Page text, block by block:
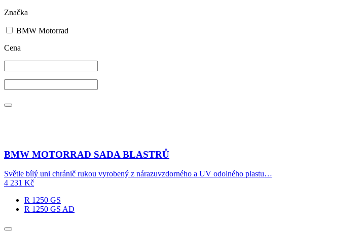
Značka
BMW Motorrad
Cena
BMW MOTORRAD SADA BLASTRŮ
Světle bílý uni chránič rukou vyrobený z nárazuvzdorného a UV odolného plastu…
4 231 Kč
R 1250 GS
R 1250 GS AD